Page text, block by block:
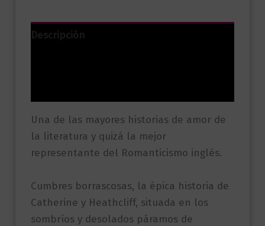
Descripción
Una de las mayores historias de amor de
la literatura y quizá la mejor
representante del Romanticismo inglés.
Cumbres borrascosas, la épica historia de
Catherine y Heathcliff, situada en los
sombríos y desolados páramos de